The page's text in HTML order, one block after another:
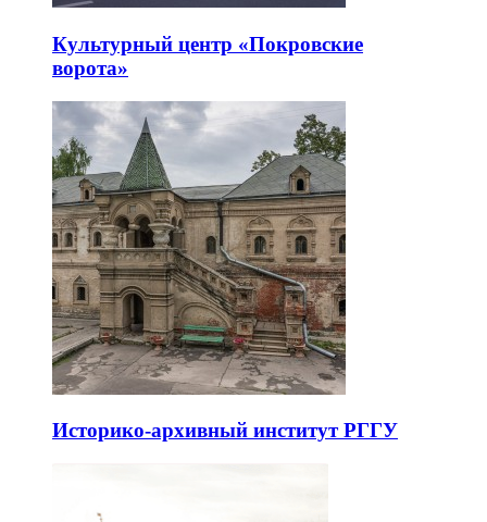
Культурный центр «Покровские
ворота»
Историко-архивный институт РГГУ